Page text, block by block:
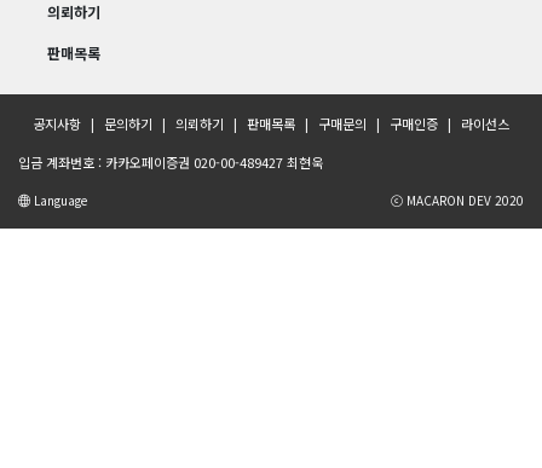
의뢰하기
판매목록
공지사항 문의하기 의뢰하기 판매목록 구매문의 구매인증
라이선스
입금 계좌번호 : 카카오페이증권 020-00-489427 최현욱
Language ⓒ MACARON DEV 2020